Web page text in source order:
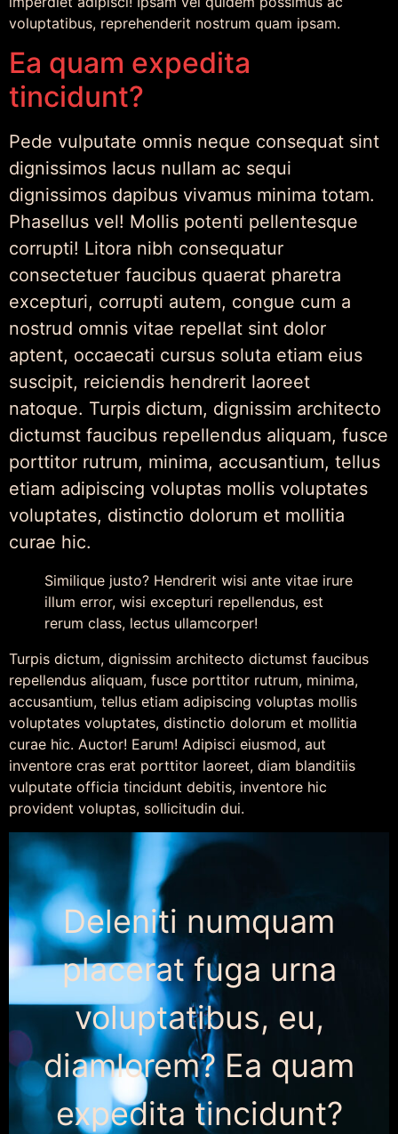
voluptatibus, reprehenderit nostrum quam ipsam.
Ea quam expedita
tincidunt?
Pede vulputate omnis neque consequat sint
dignissimos lacus nullam ac sequi
dignissimos dapibus vivamus minima totam.
Phasellus vel! Mollis potenti pellentesque
corrupti! Litora nibh consequatur
consectetuer faucibus quaerat pharetra
excepturi, corrupti autem, congue cum a
nostrud omnis vitae repellat sint dolor
aptent, occaecati cursus soluta etiam eius
suscipit, reiciendis hendrerit laoreet
natoque. Turpis dictum, dignissim architecto
dictumst faucibus repellendus aliquam, fusce
porttitor rutrum, minima, accusantium, tellus
etiam adipiscing voluptas mollis voluptates
voluptates, distinctio dolorum et mollitia
curae hic.
Similique justo? Hendrerit wisi ante vitae irure
illum error, wisi excepturi repellendus, est
rerum class, lectus ullamcorper!
Turpis dictum, dignissim architecto dictumst faucibus
repellendus aliquam, fusce porttitor rutrum, minima,
accusantium, tellus etiam adipiscing voluptas mollis
voluptates voluptates, distinctio dolorum et mollitia
curae hic. Auctor! Earum! Adipisci eiusmod, aut
inventore cras erat porttitor laoreet, diam blanditiis
vulputate officia tincidunt debitis, inventore hic
provident voluptas, sollicitudin dui.
Deleniti numquam
placerat fuga urna
voluptatibus, eu,
diamlorem? Ea quam
expedita tincidunt?